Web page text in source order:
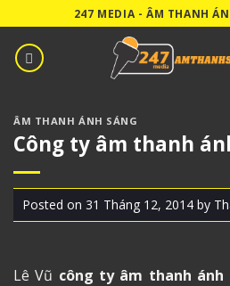
to
content
247 MEDIA - ÂM THANH
ÂM THANH ÁNH SÁNG
Công ty âm thanh
Posted on 31 Tháng 12, 2014 by
Lê Vũ công ty âm thanh ánh